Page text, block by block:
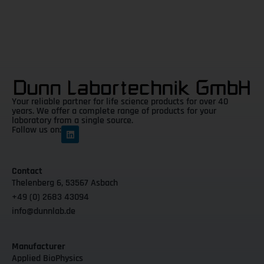
Your reliable partner for life science products for over 40
years. We offer a complete range of products for your
laboratory from a single source.
Follow us on:
Contact
Thelenberg 6, 53567 Asbach
+49 (0) 2683 43094
info@dunnlab.de
Manufacturer
Applied BioPhysics